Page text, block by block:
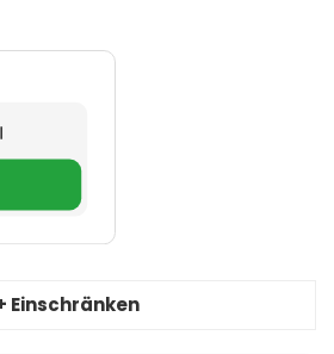
Einschränken